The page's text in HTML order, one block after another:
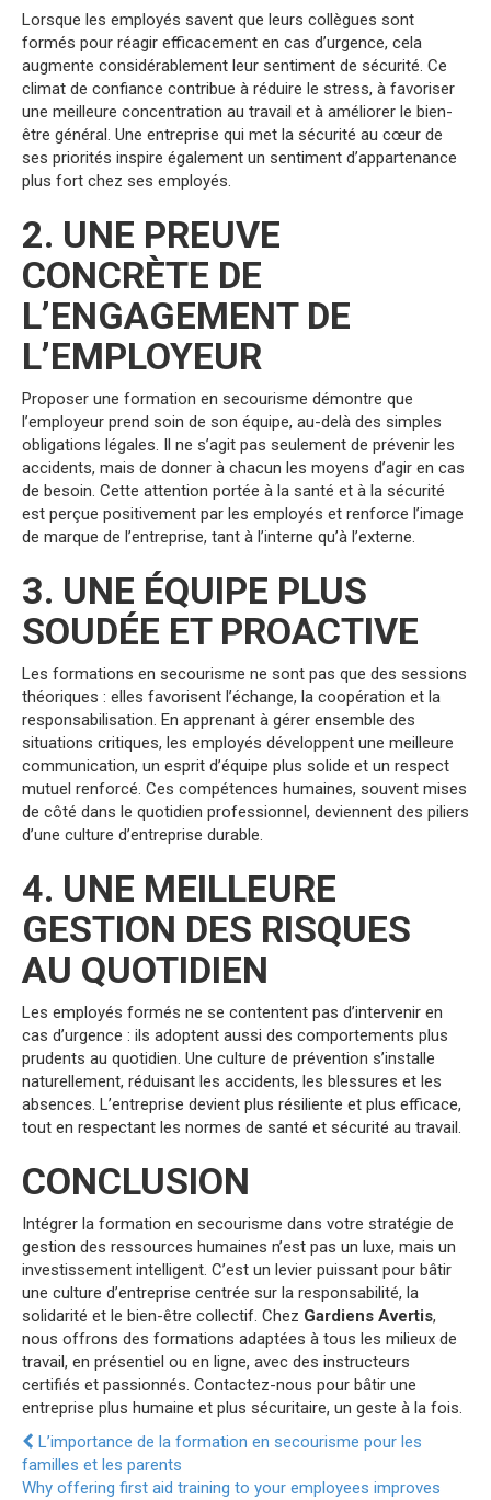
Lorsque les employés savent que leurs collègues sont
formés pour réagir efficacement en cas d’urgence, cela
augmente considérablement leur sentiment de sécurité. Ce
climat de confiance contribue à réduire le stress, à favoriser
une meilleure concentration au travail et à améliorer le bien-
être général. Une entreprise qui met la sécurité au cœur de
ses priorités inspire également un sentiment d’appartenance
plus fort chez ses employés.
2. UNE PREUVE
CONCRÈTE DE
L’ENGAGEMENT DE
L’EMPLOYEUR
Proposer une formation en secourisme démontre que
l’employeur prend soin de son équipe, au-delà des simples
obligations légales. Il ne s’agit pas seulement de prévenir les
accidents, mais de donner à chacun les moyens d’agir en cas
de besoin. Cette attention portée à la santé et à la sécurité
est perçue positivement par les employés et renforce l’image
de marque de l’entreprise, tant à l’interne qu’à l’externe.
3. UNE ÉQUIPE PLUS
SOUDÉE ET PROACTIVE
Les formations en secourisme ne sont pas que des sessions
théoriques : elles favorisent l’échange, la coopération et la
responsabilisation. En apprenant à gérer ensemble des
situations critiques, les employés développent une meilleure
communication, un esprit d’équipe plus solide et un respect
mutuel renforcé. Ces compétences humaines, souvent mises
de côté dans le quotidien professionnel, deviennent des piliers
d’une culture d’entreprise durable.
4. UNE MEILLEURE
GESTION DES RISQUES
AU QUOTIDIEN
Les employés formés ne se contentent pas d’intervenir en
cas d’urgence : ils adoptent aussi des comportements plus
prudents au quotidien. Une culture de prévention s’installe
naturellement, réduisant les accidents, les blessures et les
absences. L’entreprise devient plus résiliente et plus efficace,
tout en respectant les normes de santé et sécurité au travail.
CONCLUSION
Intégrer la formation en secourisme dans votre stratégie de
gestion des ressources humaines n’est pas un luxe, mais un
investissement intelligent. C’est un levier puissant pour bâtir
une culture d’entreprise centrée sur la responsabilité, la
solidarité et le bien-être collectif. Chez Gardiens Avertis,
nous offrons des formations adaptées à tous les milieux de
travail, en présentiel ou en ligne, avec des instructeurs
certifiés et passionnés. Contactez-nous pour bâtir une
entreprise plus humaine et plus sécuritaire, un geste à la fois.
L’importance de la formation en secourisme pour les
familles et les parents
Why offering first aid training to your employees improves